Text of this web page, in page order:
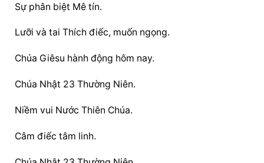
Sự phân biệt Mê tín.
Lưỡi và tai Thích điếc, muốn ngọng.
Chúa Giêsu hành động hôm nay.
Chúa Nhật 23 Thường Niên.
Niềm vui Nước Thiên Chúa.
Câm điếc tâm linh.